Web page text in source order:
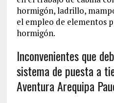
hormigón, ladrillo,
el empleo de elementos
hormigón.
Inconvenientes que
sistema de puesta a
Aventura Arequipa